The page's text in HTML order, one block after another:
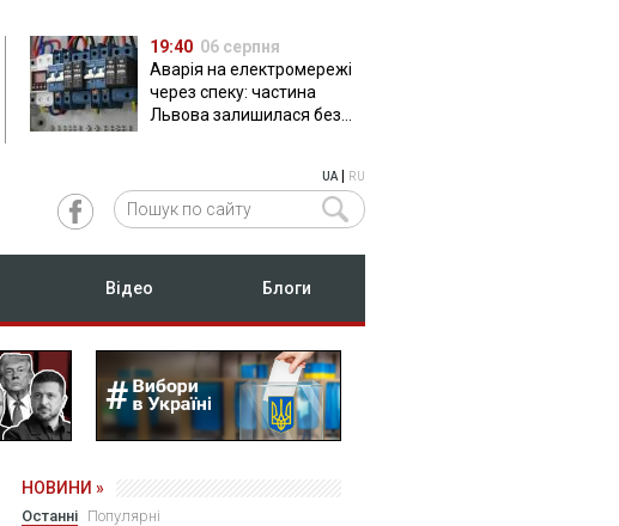
19:40 06 серпня
Аварія на електромережі
через спеку: частина
Львова залишилася без
UA| RU
Відео Блоги
НОВИНИ »
Останні Популярні